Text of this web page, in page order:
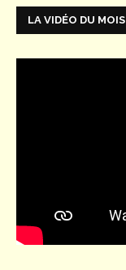
LA VIDÉO DU MOIS